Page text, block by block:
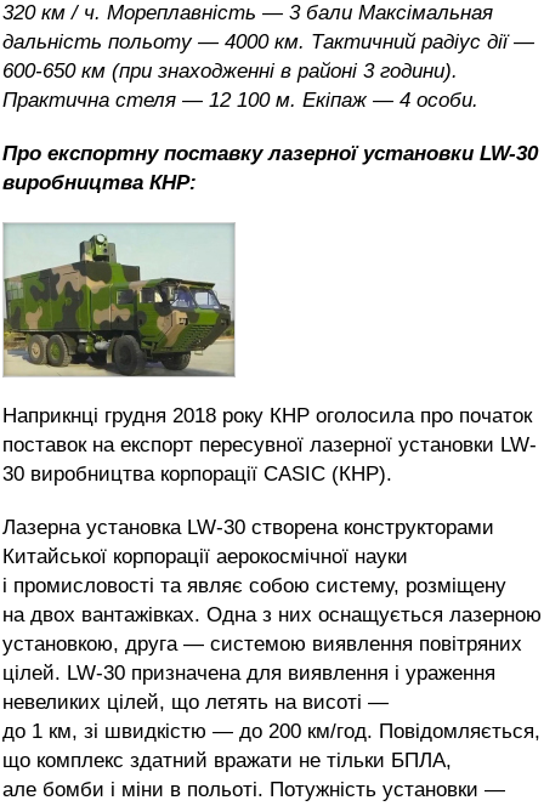
320 км / ч. Мореплавність — 3 бали Максімальная
дальність польоту — 4000 км. Тактичний радіус дії —
600-650 км (при знаходженні в районі 3 години).
Практична стеля — 12 100 м. Екіпаж — 4 особи.
Про екcпортну поставку лазерної установки LW-30
виробництва КНР:
Наприкнці грудня 2018 року КНР оголосила про початок
поставок на експорт пересувної лазерної установки LW-
30 виробництва корпорації CASIC (КНР).
Лазерна установка LW-30 створена конструкторами
Китайської корпорації аерокосмічної науки
і промисловості та являє собою систему, розміщену
на двох вантажівках. Одна з них оснащується лазерною
установкою, друга — системою виявлення повітряних
цілей. LW-30 призначена для виявлення і ураження
невеликих цілей, що летять на висоті —
до 1 км, зі швидкістю — до 200 км/год. Повідомляється,
що комплекс здатний вражати не тільки БПЛА,
але бомби і міни в польоті. Потужність установки —